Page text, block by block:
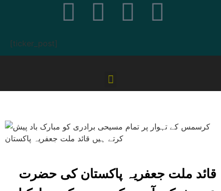
[ticker_post]
قائد ملت جعفریہ پاکستان کی حضرت